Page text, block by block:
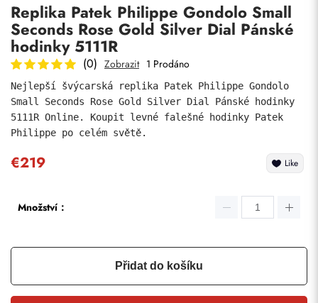
Replika Patek Philippe Gondolo Small
Seconds Rose Gold Silver Dial Pánské
hodinky 5111R
(0) Zobrazit 1 Prodáno
Nejlepší švýcarská replika Patek Philippe Gondolo
Small Seconds Rose Gold Silver Dial Pánské hodinky
5111R Online. Koupit levné falešné hodinky Patek
Philippe po celém světě.
€219 Like
Množství：
Přidat do košíku
Odeslat